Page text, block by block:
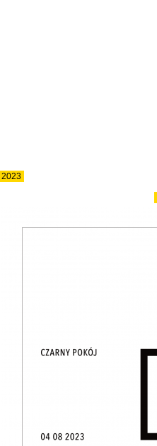
2023